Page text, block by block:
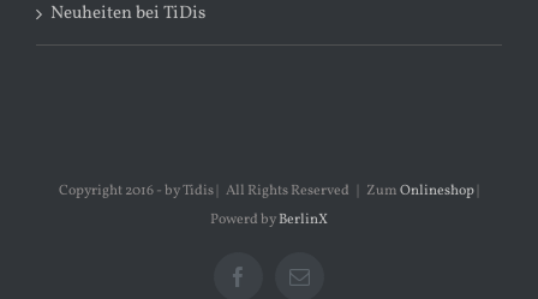
Neuheiten bei TiDis
Copyright 2016 - by Tidis | All Rights Reserved | ZumOnlineshop
Powerd byBerlinX
Facebook
E-